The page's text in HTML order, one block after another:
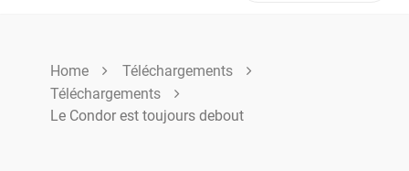
Home
Téléchargements
Téléchargements
Le Condor est toujours debout